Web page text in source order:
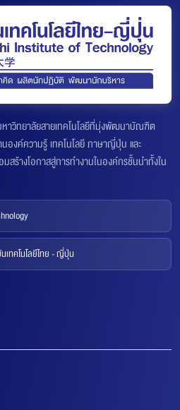
าวิทยาลัยสายเทคโนโลยีที่มุ่งพัฒนาบัณฑิต
งค์ความรู้ เทคโนโลยี ภาษาญี่ปุ่น และ
ร้างโอกาสสู่การทำงานในองค์กรชั้นนำทั้งใน
ทคโนโลยีไทย - ญี่ปุ่น